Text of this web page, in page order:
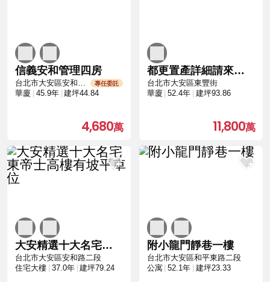
信義安和管理四房
台北市大安區安和路二段 專任委託
華廈 45.9年 建坪44.84
4,680
都更置產詳細請來電詢問
台北市大安區東豐街
華廈
52.4年 建坪93.86
11,800
大安精選十大名宅東帝士高樓有坡平車位
台北市大安區安和路二段
住宅大樓
37.0年 建坪79.24
附小龍門靜巷一樓
台北市大安區和平東路二段
公寓
52.1年 建坪23.33